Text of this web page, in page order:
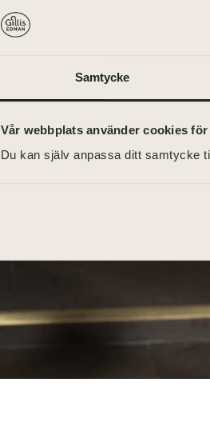
Samtycke
Vår webbplats använder cookies
Du kan själv anpassa ditt samtycke